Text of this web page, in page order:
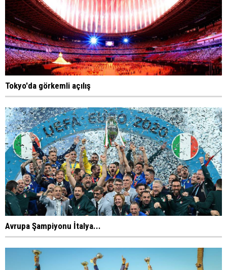
Tokyo'da görkemli açılış
Avrupa Şampiyonu İtalya...